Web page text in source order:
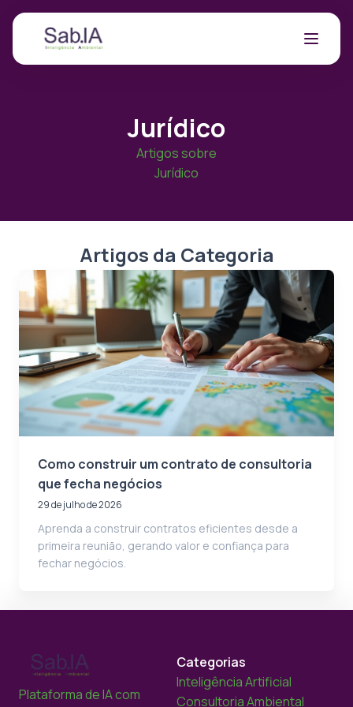
Jurídico
Artigos sobre
Jurídico
Artigos da Categoria
Como construir um contrato de consultoria
que fecha negócios
29 de julho de 2026
Aprenda a construir contratos eficientes desde a
primeira reunião, gerando valor e confiança para
fechar negócios.
Plataforma de IA com
Categorias
Inteligência Artificial
Consultoria Ambiental